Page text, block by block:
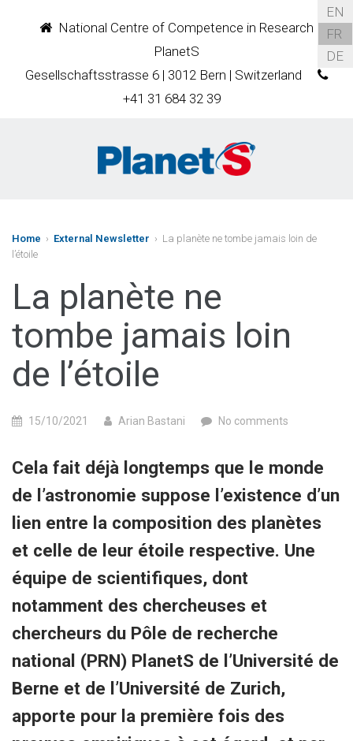
National Centre of Competence in Research
PlanetS
Gesellschaftsstrasse 6 | 3012 Bern | Switzerland
+41 31 684 32 39
EN
FR
DE
Home › External Newsletter › La planète ne tombe jamais loin de
l’étoile
La planète ne
tombe jamais loin
de l’étoile
15/10/2021 Arian Bastani No comments
Cela fait déjà longtemps que le monde
de l’astronomie suppose l’existence d’un
lien entre la composition des planètes
et celle de leur étoile respective. Une
équipe de scientifiques, dont
notamment des chercheuses et
chercheurs du Pôle de recherche
national (PRN) PlanetS de l’Université de
Berne et de l’Université de Zurich,
apporte pour la première fois des